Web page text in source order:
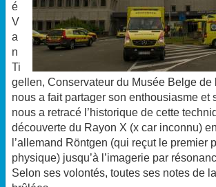
é
V
a
n
Ti
gellen, Conservateur du Musée Belge
nous a fait partager son enthousiasme et
nous a retracé l’historique de cette
découverte du Rayon X (x car inconnu)
l’allemand Röntgen (qui reçut le premier
physique) jusqu’à l’imagerie par
Selon ses volontés, toutes ses notes de